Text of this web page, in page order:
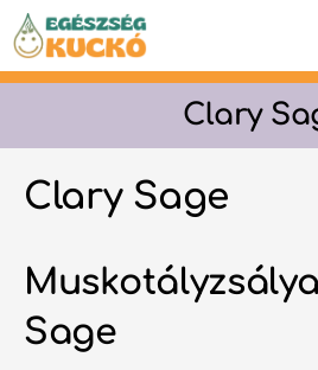
Kilépés
tartalomba
Clary
Clary Sage
Sage